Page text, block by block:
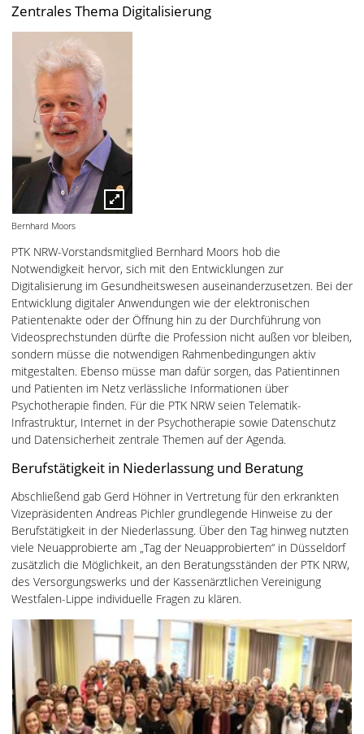
Zentrales Thema Digitalisierung
Bernhard Moors
PTK NRW-Vorstandsmitglied Bernhard Moors hob die
Notwendigkeit hervor, sich mit den Entwicklungen zur
Digitalisierung im Gesundheitswesen auseinanderzusetzen. Bei der
Entwicklung digitaler Anwendungen wie der elektronischen
Patientenakte oder der Öffnung hin zu der Durchführung von
Videosprechstunden dürfte die Profession nicht außen vor bleiben,
sondern müsse die notwendigen Rahmenbedingungen aktiv
mitgestalten. Ebenso müsse man dafür sorgen, das Patientinnen
und Patienten im Netz verlässliche Informationen über
Psychotherapie finden. Für die PTK NRW seien Telematik-
Infrastruktur, Internet in der Psychotherapie sowie Datenschutz
und Datensicherheit zentrale Themen auf der Agenda.
Berufstätigkeit in Niederlassung und Beratung
Abschließend gab Gerd Höhner in Vertretung für den erkrankten
Vizepräsidenten Andreas Pichler grundlegende Hinweise zu der
Berufstätigkeit in der Niederlassung. Über den Tag hinweg nutzten
viele Neuapprobierte am „Tag der Neuapprobierten“ in Düsseldorf
zusätzlich die Möglichkeit, an den Beratungsständen der PTK NRW,
des Versorgungswerks und der Kassenärztlichen Vereinigung
Westfalen-Lippe individuelle Fragen zu klären.